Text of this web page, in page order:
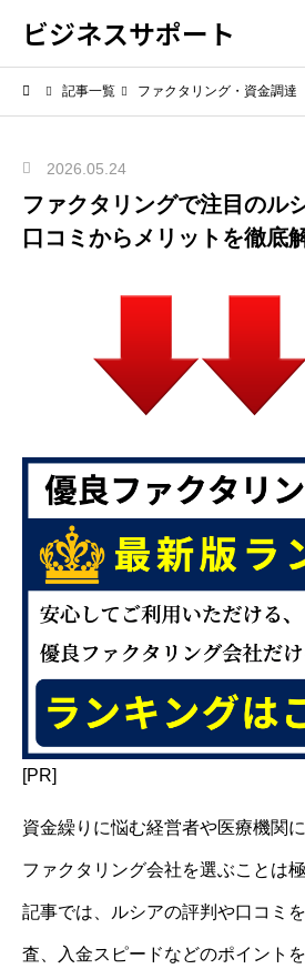
ビジネスサポート
記事一覧 ファクタリング・資金調達
2026.05.24
ファクタリングで注目のル
口コミからメリットを徹底
[PR]
資金繰りに悩む経営者や医療機関
ファクタリング会社を選ぶことは
記事では、ルシアの評判や口コミ
査、入金スピードなどのポイント